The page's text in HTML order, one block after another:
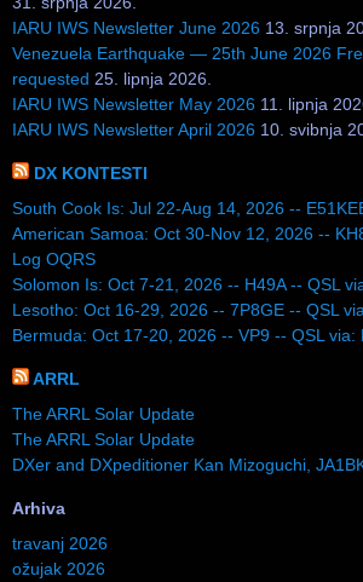
IARU IWS Newsletter June 2026 13. srpnja
Venezuela Earthquake — 25th June 2026
requested 25. lipnja 2026.
IARU IWS Newsletter May 2026 11. lipnja
IARU IWS Newsletter April 2026 10. svibnja
DX KONTESTI
South Cook Is: Jul 22-Aug 14, 2026 --
American Samoa: Oct 30-Nov 12, 2026 --
Log OQRS
Solomon Is: Oct 7-21, 2026 -- H49A -- QSL
Lesotho: Oct 16-29, 2026 -- 7P8GE -- QSL
Bermuda: Oct 17-20, 2026 -- VP9 -- QSL via:
ARRL
The ARRL Solar Update
The ARRL Solar Update
DXer and DXpeditioner Kan Mizoguchi,
Arhiva
travanj 2026
ožujak 2026